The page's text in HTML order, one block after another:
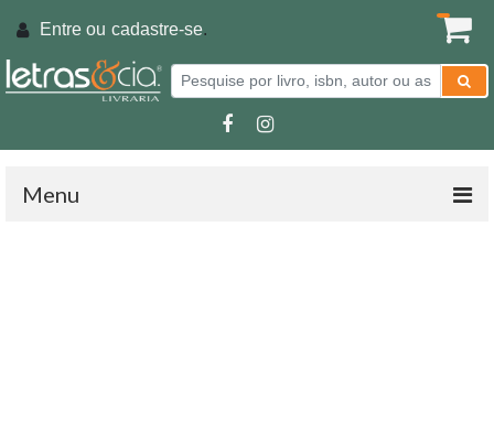
Entre ou cadastre-se.
Menu